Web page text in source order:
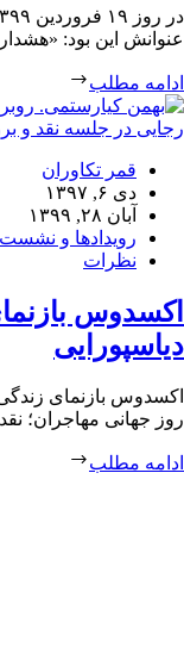
عنوانش این بود:
ادامه مطلب
قمر تکاوران
دی ۶, ۱۳۹۷
آبان ۲۸, ۱۳۹۹
رویدادها و
نظرات
اکسدوس
دیاسپورایی
اکسدوس بازنمای
روز جهانی مهاجران؛
ادامه مطلب